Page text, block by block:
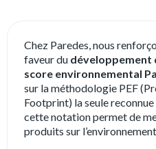
Chez Paredes, nous
faveur du développement
score environnemental
sur la méthodologie PEF
Footprint) la seule reconnue
cette notation permet de
produits sur